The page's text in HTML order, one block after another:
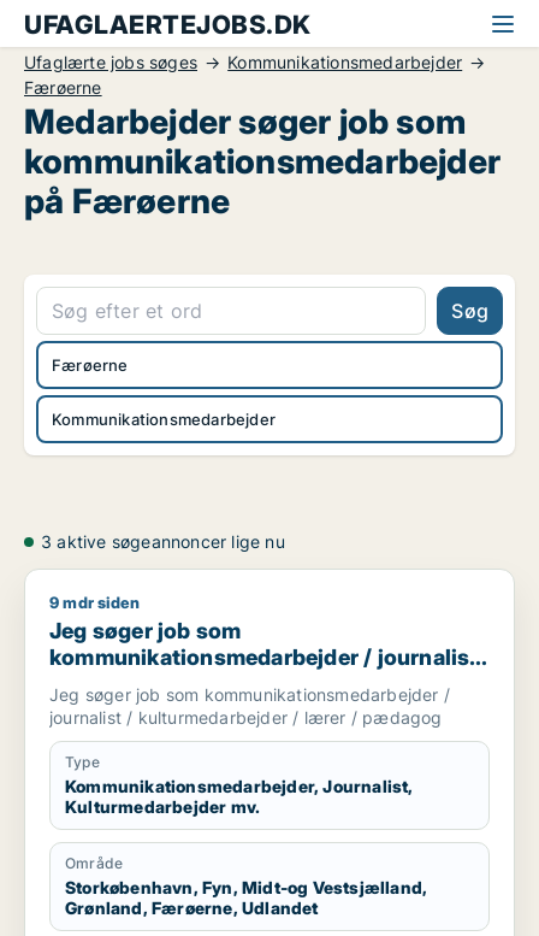
UFAGLAERTEJOBS.DK
Ufaglærte jobs søges
Kommunikationsmedarbejder
Færøerne
Medarbejder søger job som
kommunikationsmedarbejder
på Færøerne
Søg
Kommunikationsmedarbejder
Færøerne
3 aktive søgeannoncer lige nu
Jeg søger job som kommunikationsmedarbejder /
9 mdr siden
Jeg søger job som
kommunikationsmedarbejder / journalist
/ kulturmedarbejder / lærer / pædagog
Jeg søger job som kommunikationsmedarbejder /
journalist / kulturmedarbejder / lærer / pædagog
Type
Kommunikationsmedarbejder, Journalist,
Kulturmedarbejder mv.
Område
Storkøbenhavn, Fyn, Midt-og Vestsjælland,
Grønland, Færøerne, Udlandet